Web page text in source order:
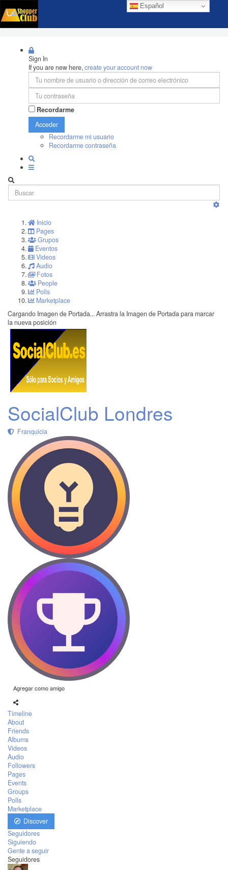
Español
Sign In
If you are new here,create your account now
Recordarme
Acceder
Recordarme mi usuario
Recordarme contraseña
Inicio
Pages
Grupos
Eventos
Videos
Audio
Fotos
People
Polls
Marketplace
Cargando Imagen de Portada... Arrastra la Imagen de Portada para marcar
la nueva posición
SocialClub Londres
Franquicia
Agregar como amigo
Timeline
About
Friends
Albums
Videos
Audio
Followers
Pages
Events
Groups
Polls
Marketplace
Discover
Seguidores
Siguiendo
Gente a seguir
Seguidores